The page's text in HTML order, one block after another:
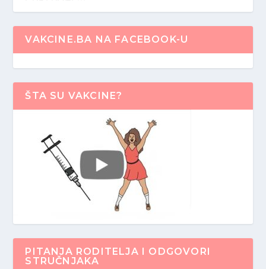
VAKCINE.BA NA FACEBOOK-U
ŠTA SU VAKCINE?
PITANJA RODITELJA I ODGOVORI
STRUČNJAKA